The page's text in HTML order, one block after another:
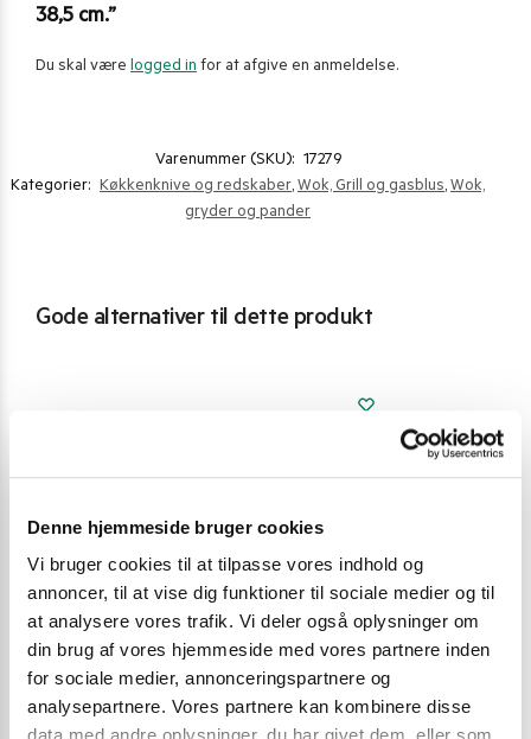
Denne hjemmeside bruger cookies
Vi bruger cookies til at tilpasse vores indhold og
annoncer, til at vise dig funktioner til sociale medier og til
at analysere vores trafik. Vi deler også oplysninger om
din brug af vores hjemmeside med vores partnere inden
for sociale medier, annonceringspartnere og
analysepartnere. Vores partnere kan kombinere disse
38,5 cm.”
Du skal være logged in for at afgive en anmeldelse.
Varenummer (SKU): 17279
Kategorier: Køkkenknive og redskaber, Wok, Grill og gasblus, Wok,
gryder og pander
Gode alternativer til dette produkt